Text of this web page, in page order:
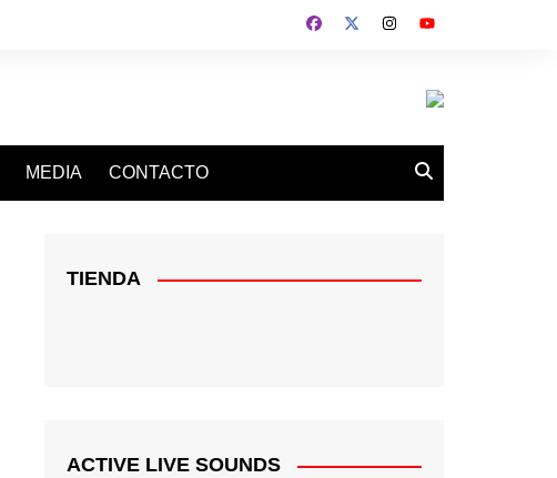
MEDIA CONTACTO
TIENDA
ACTIVE LIVE SOUNDS